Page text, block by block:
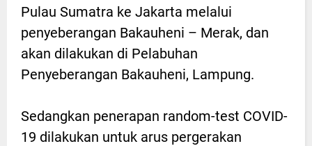
Pulau Sumatra ke Jakarta melalui
penyeberangan Bakauheni – Merak, dan
akan dilakukan di Pelabuhan
Penyeberangan Bakauheni, Lampung.
Sedangkan penerapan random-test COVID-
19 dilakukan untuk arus pergerakan